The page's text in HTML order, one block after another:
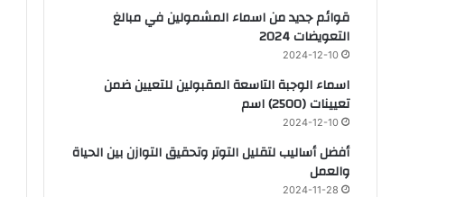
قوائم جديد من اسماء المشمولين في مبالغ
التعويضات 2024
2024-12-10
اسماء الوجبة التاسعة المقبولين للتعيين ضمن
تعيينات (2500) اسم
2024-12-10
أفضل أساليب لتقليل التوتر وتحقيق التوازن بين الحياة
والعمل
2024-11-28